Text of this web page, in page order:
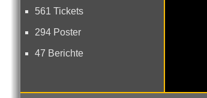
561 Tickets
294 Poster
47 Berichte